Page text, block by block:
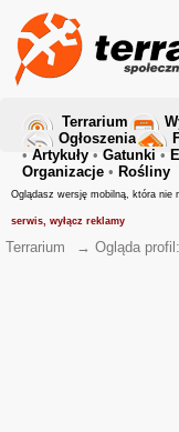
Terrarium
Ogłoszenia
• Artykuły • Gatunki •
Organizacje • Rośliny
Oglądasz wersję mobilną, która nie
serwis, wyłącz reklamy
Terrarium → Ogląda